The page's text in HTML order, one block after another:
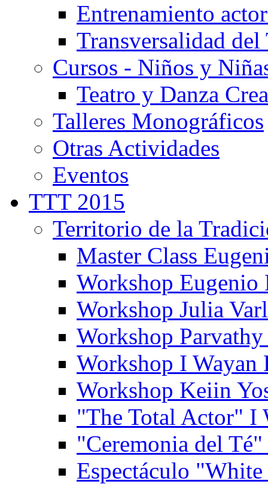
Entrenamiento
Transversalidad del
Cursos - Niños y
Teatro y Danza
Talleres Monográficos
Otras Actividades
Eventos
TTT 2015
Territorio de la
Master Class
Workshop Eugenio
Workshop Julia
Workshop
Workshop I Wayan
Workshop Keiin
"The Total Actor" I
"Ceremonia del
Espectáculo